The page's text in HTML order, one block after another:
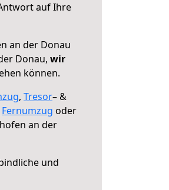
auf Ihre
an der Donau
Donau, wir
können.
, Tresor– &
Fernumzug oder
an der
und